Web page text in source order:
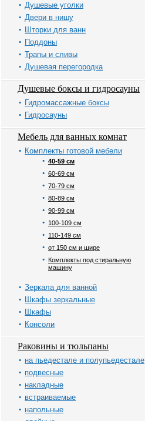
Душевые уголки
Двери в нишу
Шторки для ванн
Поддоны
Трапы и сливы
Душевая перегородка
Душевые боксы и гидросауны
Гидромассажные боксы
Гидросауны
Мебель для ванных комнат
Комплекты готовой мебели
40-59 см
60-69 см
70-79 см
80-89 см
90-99 см
100-109 см
110-149 см
от 150 см и шире
Комплекты под стиральную
машину
Зеркала для ванной
Шкафы зеркальные
Шкафы
Консоли
Раковины и тюльпаны
на пьедестале и полупьедестале
подвесные
накладные
встраиваемые
напольные